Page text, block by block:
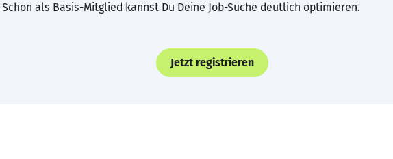
Schon als Basis-Mitglied kannst Du Deine Job-Suche deutlich optimieren.
Jetzt registrieren